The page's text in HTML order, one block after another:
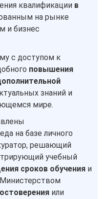
квалификации в
на рынке
и бизнес
с доступом к
повышения
знаний и
мире.
на базе личного
решающий
учебный
сроков обучения и
Министерством
или